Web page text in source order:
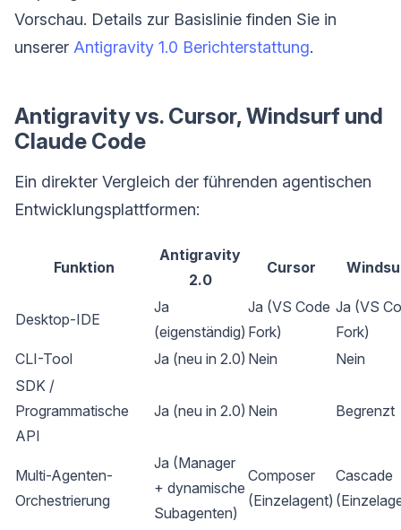
Vorschau. Details zur Basislinie finden Sie in
unserer Antigravity 1.0 Berichterstattung.
Antigravity vs. Cursor, Windsurf und
Claude Code
Ein direkter Vergleich der führenden agentischen
Entwicklungsplattformen:
Funktion
Antigravity
2.0
Cursor
Desktop-IDE
Ja
(eigenständig)
Ja (VS Code
Fork)
Ja (VS
Fork)
CLI-Tool
Ja (neu in 2.0) Nein
Nein
SDK /
Programmatische
API
Ja (neu in 2.0) Nein Begrenzt
Multi-Agenten-
Orchestrierung
Ja (Manager
+ dynamische
Subagenten)
Composer
(Einzelagent)
Cascade